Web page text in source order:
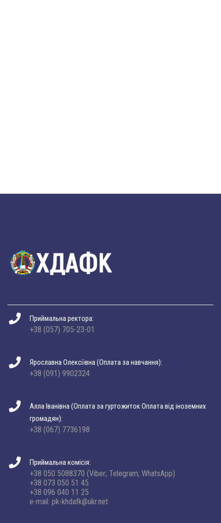
Приймальна ректора:
+38 (057) 705-23-01
Ярославна Олексіївна (Оплата за навчання):
+38 (091) 9902324
Алла Іванівна (Оплата за гуртожиток Оплата від іноземних
громадян):
+38 (067) 7736198
Приймальна комісія:
+38 050 5088370 (Viber; Telegram; WhatsApp)
+38 073 050 51 45
+38 096 040 11 25
e-mail: pk-khdafk@ukr.net